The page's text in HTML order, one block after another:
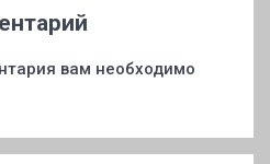
вам необходимо